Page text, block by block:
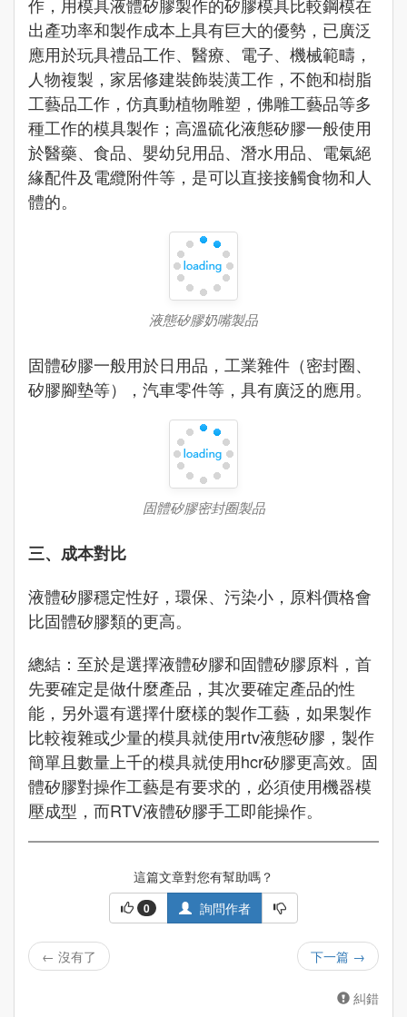
出產功率和製作成本上具有巨大的優勢，已廣泛
應用於玩具禮品工作、醫療、電子、機械範疇，
人物複製，家居修建裝飾裝潢工作，不飽和樹脂
工藝品工作，仿真動植物雕塑，佛雕工藝品等多
種工作的模具製作；高溫硫化液態矽膠一般使用
於醫藥、食品、嬰幼兒用品、潛水用品、電氣絕
緣配件及電纜附件等，是可以直接接觸食物和人
體的。
液態矽膠奶嘴製品
固體矽膠一般用於日用品，工業雜件（密封圈、
矽膠腳墊等），汽車零件等，具有廣泛的應用。
固體矽膠密封圈製品
三、成本對比
液體矽膠穩定性好，環保、污染小，原料價格會
比固體矽膠類的更高。
總結：至於是選擇液體矽膠和固體矽膠原料，首
先要確定是做什麼產品，其次要確定產品的性
能，另外還有選擇什麼樣的製作工藝，如果製作
比較複雜或少量的模具就使用rtv液態矽膠，製作
簡單且數量上千的模具就使用hcr矽膠更高效。固
體矽膠對操作工藝是有要求的，必須使用機器模
壓成型，而RTV液體矽膠手工即能操作。
這篇文章對您有幫助嗎？
0 詢問作者
← 沒有了 下一篇 →
糾錯